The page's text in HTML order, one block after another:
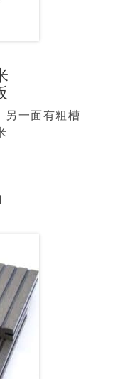
另一面有粗槽